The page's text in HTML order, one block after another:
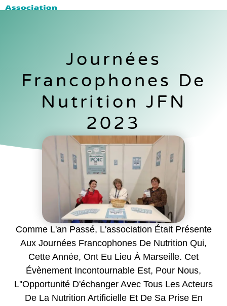
Journées
Francophones De
Nutrition JFN
2023
Comme L'an Passé, L'association Était Présente
Aux Journées Francophones De Nutrition Qui,
Cette Année, Ont Eu Lieu À Marseille. Cet
Évènement Incontournable Est, Pour Nous,
L''opportunité D'échanger Avec Tous Les Acteurs
De La Nutrition Artificielle Et De Sa Prise En